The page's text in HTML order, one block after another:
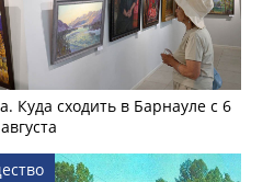
Куда сходить в Барнауле с 6